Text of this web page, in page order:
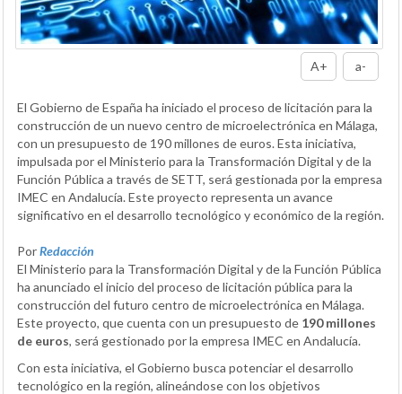
A+ a-
El Gobierno de España ha iniciado el proceso de licitación para la
construcción de un nuevo centro de microelectrónica en Málaga,
con un presupuesto de 190 millones de euros. Esta iniciativa,
impulsada por el Ministerio para la Transformación Digital y de la
Función Pública a través de SETT, será gestionada por la empresa
IMEC en Andalucía. Este proyecto representa un avance
significativo en el desarrollo tecnológico y económico de la región.
PorRedacción
El Ministerio para la Transformación Digital y de la Función Pública
ha anunciado el inicio del proceso de licitación pública para la
construcción del futuro centro de microelectrónica en Málaga.
Este proyecto, que cuenta con un presupuesto de 190 millones
de euros, será gestionado por la empresa IMEC en Andalucía.
Con esta iniciativa, el Gobierno busca potenciar el desarrollo
tecnológico en la región, alineándose con los objetivos